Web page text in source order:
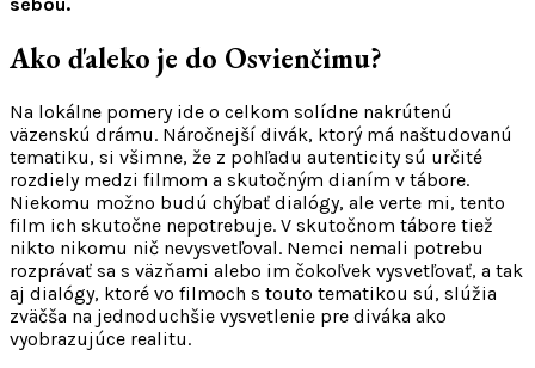
sebou.
Ako ďaleko je do Osvienčimu?
Na lokálne pomery ide o celkom solídne nakrútenú
väzenskú drámu. Náročnejší divák, ktorý má naštudovanú
tematiku, si všimne, že z pohľadu autenticity sú určité
rozdiely medzi filmom a skutočným dianím v tábore.
Niekomu možno budú chýbať dialógy, ale verte mi, tento
film ich skutočne nepotrebuje. V skutočnom tábore tiež
nikto nikomu nič nevysvetľoval. Nemci nemali potrebu
rozprávať sa s väzňami alebo im čokoľvek vysvetľovať, a tak
aj dialógy, ktoré vo filmoch s touto tematikou sú, slúžia
zväčša na jednoduchšie vysvetlenie pre diváka ako
vyobrazujúce realitu.